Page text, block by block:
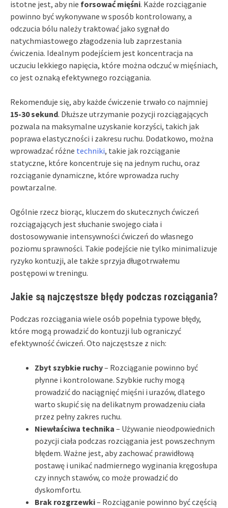
istotne jest, aby nie forsować mięśni. Każde rozciąganie
powinno być wykonywane w sposób kontrolowany, a
odczucia bólu należy traktować jako sygnał do
natychmiastowego złagodzenia lub zaprzestania
ćwiczenia. Idealnym podejściem jest koncentracja na
uczuciu lekkiego napięcia, które można odczuć w mięśniach,
co jest oznaką efektywnego rozciągania.
Rekomenduje się, aby każde ćwiczenie trwało co najmniej
15-30 sekund. Dłuższe utrzymanie pozycji rozciągających
pozwala na maksymalne uzyskanie korzyści, takich jak
poprawa elastyczności i zakresu ruchu. Dodatkowo, można
wprowadzać różne techniki, takie jak rozciąganie
statyczne, które koncentruje się na jednym ruchu, oraz
rozciąganie dynamiczne, które wprowadza ruchy
powtarzalne.
Ogólnie rzecz biorąc, kluczem do skutecznych ćwiczeń
rozciągających jest słuchanie swojego ciała i
dostosowywanie intensywności ćwiczeń do własnego
poziomu sprawności. Takie podejście nie tylko minimalizuje
ryzyko kontuzji, ale także sprzyja długotrwałemu
postępowi w treningu.
Jakie są najczęstsze błędy podczas rozciągania?
Podczas rozciągania wiele osób popełnia typowe błędy,
które mogą prowadzić do kontuzji lub ograniczyć
efektywność ćwiczeń. Oto najczęstsze z nich:
Zbyt szybkie ruchy– Rozciąganie powinno być
płynne i kontrolowane. Szybkie ruchy mogą
prowadzić do naciągnięć mięśni i urazów, dlatego
warto skupić się na delikatnym prowadzeniu ciała
przez pełny zakres ruchu.
Niewłaściwa technika – Używanie nieodpowiednich
pozycji ciała podczas rozciągania jest powszechnym
błędem. Ważne jest, aby zachować prawidłową
postawę i unikać nadmiernego wyginania kręgosłupa
czy innych stawów, co może prowadzić do
dyskomfortu.
Brak rozgrzewki– Rozciąganie powinno być częścią